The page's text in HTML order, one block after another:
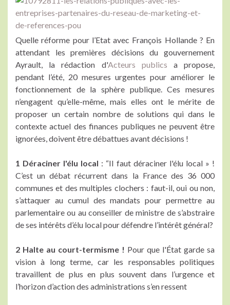
Quelle réforme pour l’Etat avec François Hollande ? En
attendant les premières décisions du gouvernement
Ayrault, la rédaction d'Acteurs publics a propose,
pendant l’été, 20 mesures urgentes pour améliorer le
fonctionnement de la sphère publique. Ces mesures
n’engagent qu’elle-même, mais elles ont le mérite de
proposer un certain nombre de solutions qui dans le
contexte actuel des finances publiques ne peuvent être
ignorées, doivent être débattues avant décisions !
1 Déraciner l'élu local : “Il faut déraciner l'élu local » !
C’est un débat récurrent dans la France des 36 000
communes et des multiples clochers : faut-il, oui ou non,
s’attaquer au cumul des mandats pour permettre au
parlementaire ou au conseiller de ministre de s’abstraire
de ses intérêts d’élu local pour défendre l’intérêt général?
2 Halte au court-termisme ! Pour que l'État garde sa
vision à long terme, car les responsables politiques
travaillent de plus en plus souvent dans l’urgence et
l’horizon d’action des administrations s’en ressent